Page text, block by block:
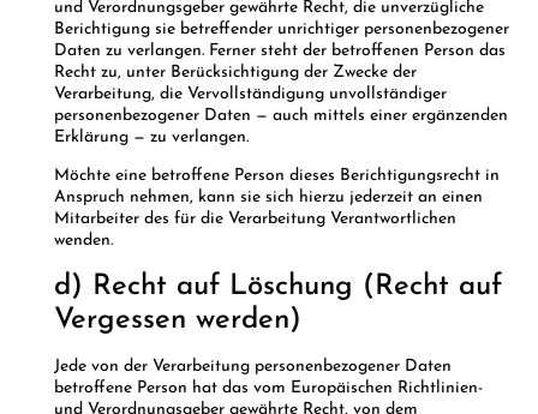
und Verordnungsgeber gewährte Recht, die unverzügliche
Berichtigung sie betreffender unrichtiger personenbezogener
Daten zu verlangen. Ferner steht der betroffenen Person das
Recht zu, unter Berücksichtigung der Zwecke der
Verarbeitung, die Vervollständigung unvollständiger
personenbezogener Daten — auch mittels einer ergänzenden
Erklärung — zu verlangen.
Möchte eine betroffene Person dieses Berichtigungsrecht in
Anspruch nehmen, kann sie sich hierzu jederzeit an einen
Mitarbeiter des für die Verarbeitung Verantwortlichen
wenden.
d) Recht auf Löschung (Recht auf
Vergessen werden)
Jede von der Verarbeitung personenbezogener Daten
betroffene Person hat das vom Europäischen Richtlinien-
und Verordnungsgeber gewährte Recht, von dem